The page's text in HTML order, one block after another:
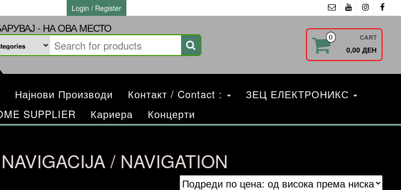
Login / Register
- НА ОВА МЕСТО
0 CART
0,00 ДЕН
Најнови Производи Контакт / Contact :
ЗЕЦ ЕЛЕКТРОНИКС
SUPPLIER Кариера Концерти
/ NAVIGATION